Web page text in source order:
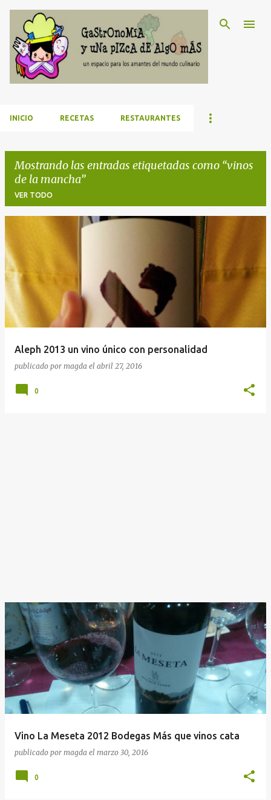
Ir al contenido principal
INICIO RECETAS RESTAURANTES
Mostrando las entradas etiquetadas como vinos
de la mancha
VER TODO
E
n
t
r
a
d
Aleph 2013 un vino único con personalidad
publicado por magda el abril 27, 2016
0
Vino La Meseta 2012 Bodegas Más que vinos cata
publicado por magda el marzo 30, 2016
0